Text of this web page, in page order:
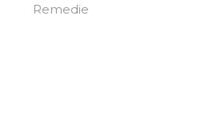
Remedie